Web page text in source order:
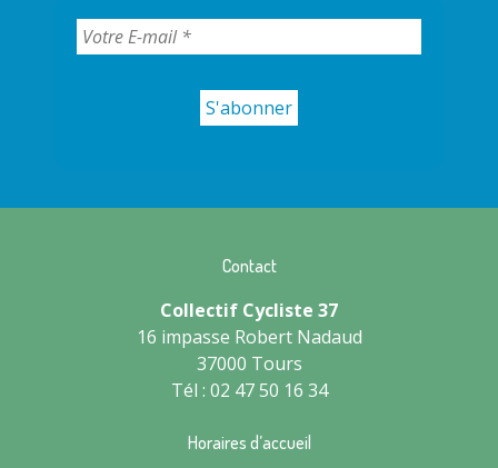
Contact
Collectif Cycliste 37
16 impasse Robert Nadaud
37000 Tours
Tél : 02 47 50 16 34
Horaires d’accueil